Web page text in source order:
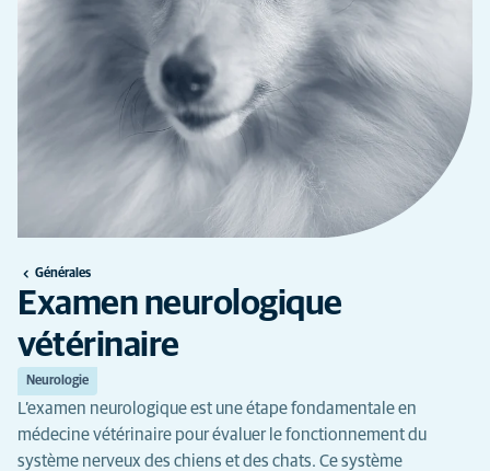
Générales
Examen neurologique
vétérinaire
Neurologie
L’examen neurologique est une étape fondamentale en
médecine vétérinaire pour évaluer le fonctionnement du
système nerveux des chiens et des chats. Ce système